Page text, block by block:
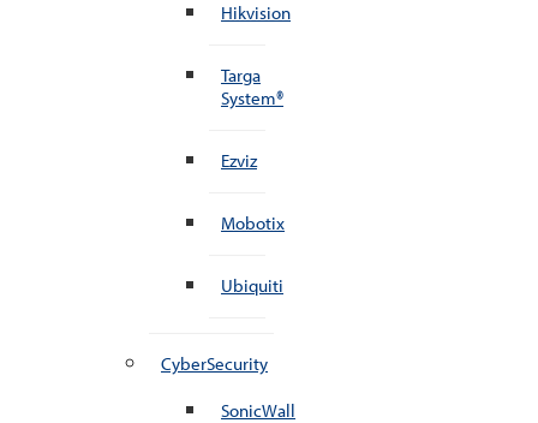
Hikvision
Targa
System®
Ezviz
Mobotix
Ubiquiti
CyberSecurity
SonicWall